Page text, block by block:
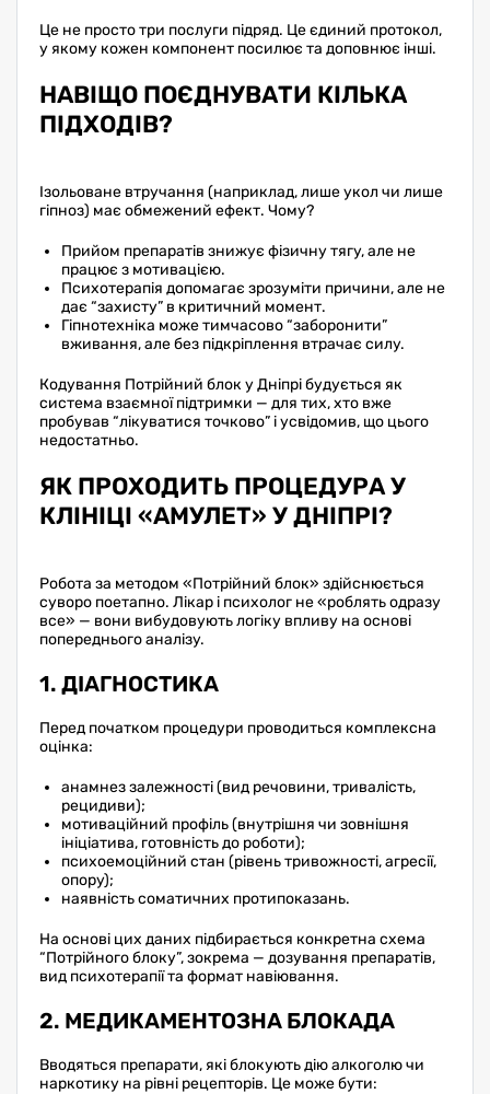
Це не просто три послуги підряд. Це єдиний протокол,
у якому кожен компонент посилює та доповнює інші.
НАВІЩО ПОЄДНУВАТИ КІЛЬКА
ПІДХОДІВ?
Ізольоване втручання (наприклад, лише укол чи лише
гіпноз) має обмежений ефект. Чому?
Прийом препаратів знижує фізичну тягу, але не
працює з мотивацією.
Психотерапія допомагає зрозуміти причини, але не
дає “захисту” в критичний момент.
Гіпнотехніка може тимчасово “заборонити”
вживання, але без підкріплення втрачає силу.
Кодування Потрійний блок у Дніпрі будується як
система взаємної підтримки — для тих, хто вже
пробував “лікуватися точково” і усвідомив, що цього
недостатньо.
ЯК ПРОХОДИТЬ ПРОЦЕДУРА У
КЛІНІЦІ «АМУЛЕТ» У ДНІПРІ?
Робота за методом «Потрійний блок» здійснюється
суворо поетапно. Лікар і психолог не «роблять одразу
все» — вони вибудовують логіку впливу на основі
попереднього аналізу.
1. ДІАГНОСТИКА
Перед початком процедури проводиться комплексна
оцінка:
анамнез залежності (вид речовини, тривалість,
рецидиви);
мотиваційний профіль (внутрішня чи зовнішня
ініціатива, готовність до роботи);
психоемоційний стан (рівень тривожності, агресії,
опору);
наявність соматичних протипоказань.
На основі цих даних підбирається конкретна схема
“Потрійного блоку”, зокрема — дозування препаратів,
вид психотерапії та формат навіювання.
2. МЕДИКАМЕНТОЗНА БЛОКАДА
Вводяться препарати, які блокують дію алкоголю чи
наркотику на рівні рецепторів. Це може бути: